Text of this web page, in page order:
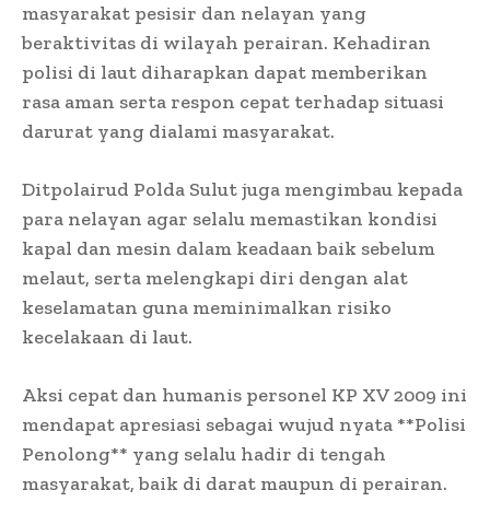
masyarakat pesisir dan nelayan yang
beraktivitas di wilayah perairan. Kehadiran
polisi di laut diharapkan dapat memberikan
rasa aman serta respon cepat terhadap situasi
darurat yang dialami masyarakat.
Ditpolairud Polda Sulut juga mengimbau kepada
para nelayan agar selalu memastikan kondisi
kapal dan mesin dalam keadaan baik sebelum
melaut, serta melengkapi diri dengan alat
keselamatan guna meminimalkan risiko
kecelakaan di laut.
Aksi cepat dan humanis personel KP XV 2009 ini
mendapat apresiasi sebagai wujud nyata **Polisi
Penolong** yang selalu hadir di tengah
masyarakat, baik di darat maupun di perairan.